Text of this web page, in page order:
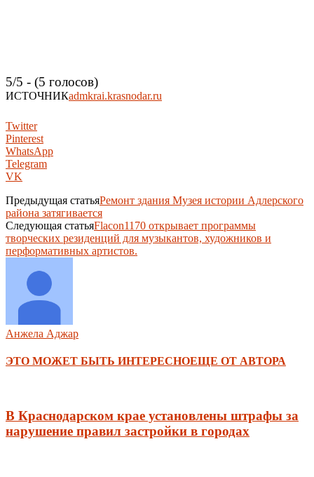
5/5 - (5 голосов)
ИСТОЧНИКadmkrai.krasnodar.ru
Twitter
Pinterest
WhatsApp
Telegram
VK
Предыдущая статьяРемонт здания Музея истории Адлерского
района затягивается
Следующая статьяFlacon1170 открывает программы
творческих резиденций для музыкантов, художников и
перформативных артистов.
Анжела Аджар
ЭТО МОЖЕТ БЫТЬ ИНТЕРЕСНОЕЩЕ ОТ АВТОРА
В Краснодарском крае установлены штрафы за
нарушение правил застройки в городах